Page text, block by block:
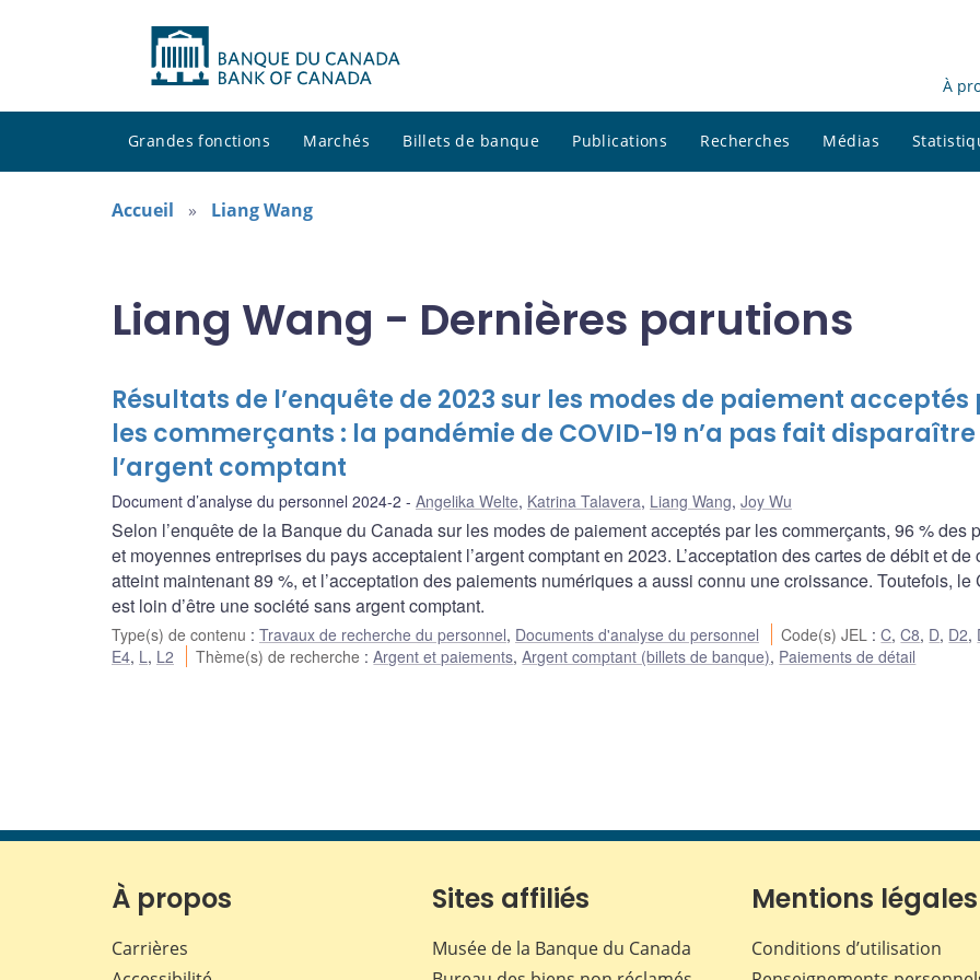
À
Grandes fonctions Marchés Billets de banque Publications Recherches Médias
Accueil Liang Wang
Liang Wang - Dernières parutions
Résultats de l’enquête de 2023 sur les modes de paiement acceptés
les commerçants : la pandémie de COVID-19 n’a pas fait disparaître
l’argent comptant
Document d’analyse du personnel 2024-2 Angelika Welte, Katrina Talavera, Liang Wang, Joy Wu
Selon l’enquête de la Banque du Canada sur les modes de paiement acceptés par les commerçants, 96 % des
et moyennes entreprises du pays acceptaient l’argent comptant en 2023. L’acceptation des cartes de débit et de
atteint maintenant 89 %, et l’acceptation des paiements numériques a aussi connu une croissance. Toutefois, le
est loin d’être une société sans argent comptant.
Type(s) de contenu : Travaux de recherche du personnel, Documents d'analyse du personnel Code(s) JEL :C,C8, D, D2,
E4, L, L2 Thème(s) de recherche :Argent et paiements,Argent comptant (billets de banque), Paiements de détail
À propos
Carrières
Sites affiliés
Musée de la Banque du Canada
Mentions légales
Conditions d’utilisation